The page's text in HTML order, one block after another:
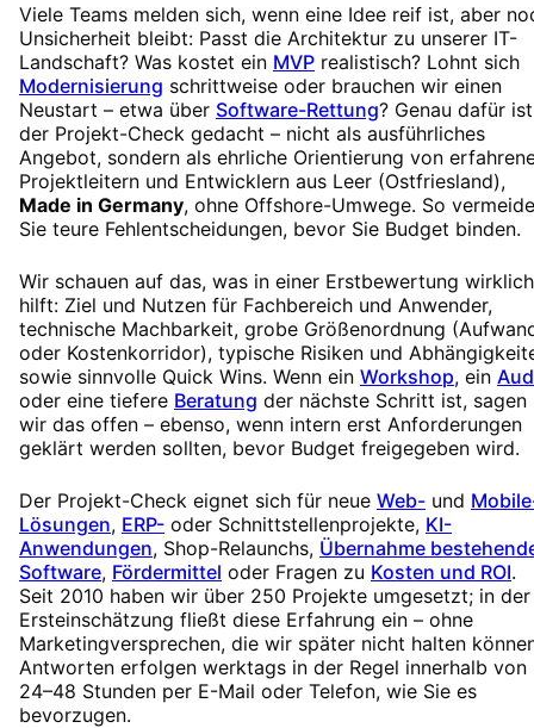
Viele Teams melden sich, wenn eine Idee reif ist, aber
Unsicherheit bleibt: Passt die Architektur zu unserer IT-
Landschaft? Was kostet ein MVP realistisch? Lohnt sich
Modernisierung schrittweise oder brauchen wir einen
Neustart – etwa über Software-Rettung? Genau dafür ist
der Projekt-Check gedacht – nicht als ausführliches
Angebot, sondern als ehrliche Orientierung von
Projektleitern und Entwicklern aus Leer (Ostfriesland),
Made in Germany, ohne Offshore-Umwege. So
Sie teure Fehlentscheidungen, bevor Sie Budget binden.
Wir schauen auf das, was in einer Erstbewertung wirklich
hilft: Ziel und Nutzen für Fachbereich und Anwender,
technische Machbarkeit, grobe Größenordnung
oder Kostenkorridor), typische Risiken und
sowie sinnvolle Quick Wins. Wenn ein Workshop, ein
oder eine tiefere Beratung der nächste Schritt ist, sagen
wir das offen – ebenso, wenn intern erst Anforderungen
geklärt werden sollten, bevor Budget freigegeben wird.
Der Projekt-Check eignet sich für neue Web- und
Lösungen, ERP- oder Schnittstellenprojekte, KI-
Anwendungen, Shop-Relaunchs, Übernahme
Software, Fördermittel oder Fragen zu Kosten und ROI.
Seit 2010 haben wir über 250 Projekte umgesetzt; in der
Ersteinschätzung fließt diese Erfahrung ein – ohne
Marketingversprechen, die wir später nicht halten
Antworten erfolgen werktags in der Regel innerhalb von
24–48 Stunden per E-Mail oder Telefon, wie Sie es
bevorzugen.